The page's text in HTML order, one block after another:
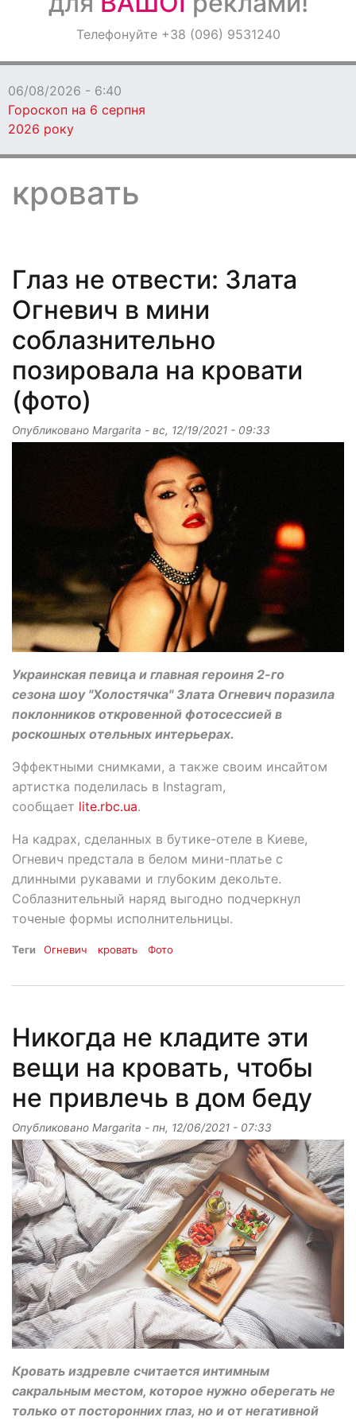
ОголошенняТелефонуйте +38 (096) 9531240
06/08/2026 - 6:40
Гороскоп на 6 серпня
2026 року
кровать
Глаз не отвести: Злата
Огневич в мини
соблазнительно
позировала на кровати
(фото)
Опубликовано Margarita - вс, 12/19/2021 - 09:33
Украинская певица и главная героиня 2-го
сезона шоу "Холостячка" Злата Огневич поразила
поклонников откровенной фотосессией в
роскошных отельных интерьерах.
Эффектными снимками, а также своим инсайтом
артистка поделилась в Instagram,
сообщает lite.rbc.ua.
На кадрах, сделанных в бутике-отеле в Киеве,
Огневич предстала в белом мини-платье с
длинными рукавами и глубоким декольте.
Соблазнительный наряд выгодно подчеркнул
точеные формы исполнительницы.
Теги Огневич кровать Фото
Никогда не кладите эти
вещи на кровать, чтобы
не привлечь в дом беду
Опубликовано Margarita - пн, 12/06/2021 - 07:33
Кровать издревле считается интимным
сакральным местом, которое нужно оберегать не
только от посторонних глаз, но и от негативной